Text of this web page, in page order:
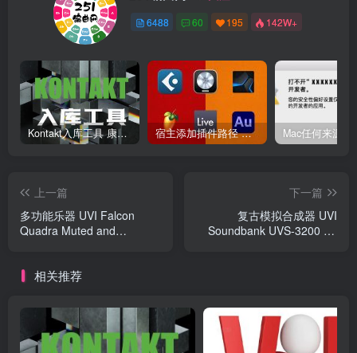
6488 60 195 142W+
Kontakt入库工具 康泰克入库教程 宿主添加插件路径 插件路径设置 VSTPlugins路径
上一篇
多功能乐器 UVI Falcon
Quadra Muted and
下一篇
复古模拟合成器 UVI
Soundbank UVS-3200 for
相关推荐